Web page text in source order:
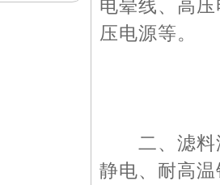
电晕线、高
压电源等。
二、滤料滤
静电、耐高